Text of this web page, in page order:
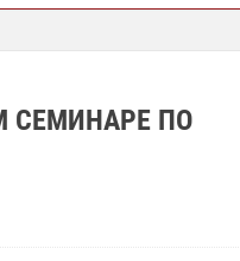
СЕМИНАРЕ ПО